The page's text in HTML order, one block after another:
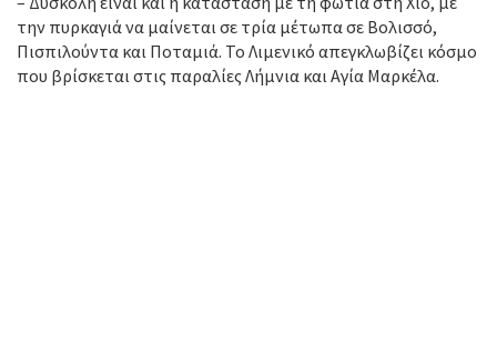
την πυρκαγιά να μαίνεται σε τρία μέτωπα σε Βολισσό,
Πισπιλούντα και Ποταμιά. Το Λιμενικό απεγκλωβίζει κόσμο
που βρίσκεται στις παραλίες Λήμνια και Αγία Μαρκέλα.